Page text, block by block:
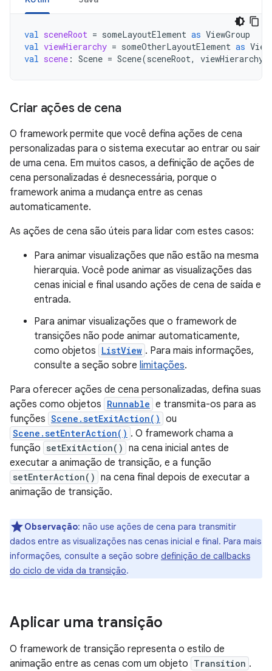
val sceneRoot = someLayoutElement as ViewGroup
val viewHierarchy = someOtherLayoutElement as
val scene : Scene = Scene(sceneRoot, viewHierarchy
Criar ações de cena
O framework permite que você defina ações de cena
personalizadas para o sistema executar ao entrar ou sair
de uma cena. Em muitos casos, a definição de ações de
cena personalizadas é desnecessária, porque o
framework anima a mudança entre as cenas
automaticamente.
As ações de cena são úteis para lidar com estes casos:
Para animar visualizações que não estão na mesma
hierarquia. Você pode animar as visualizações das
cenas inicial e final usando ações de cena de saída e
entrada.
Para animar visualizações que o framework de
transições não pode animar automaticamente,
como objetos ListView . Para mais informações,
consulte a seção sobre limitações.
Para oferecer ações de cena personalizadas, defina suas
ações como objetos Runnable e transmita-os para as
funções Scene.setExitAction() ou
Scene.setEnterAction() . O framework chama a
função setExitAction() na cena inicial antes de
executar a animação de transição, e a função
setEnterAction() na cena final depois de executar a
animação de transição.
Observação: não use ações de cena para transmitir
dados entre as visualizações nas cenas inicial e final. Para mais
informações, consulte a seção sobre definição de callbacks
do ciclo de vida da transição.
Aplicar uma transição
O framework de transição representa o estilo de
animação entre as cenas com um objeto Transition .